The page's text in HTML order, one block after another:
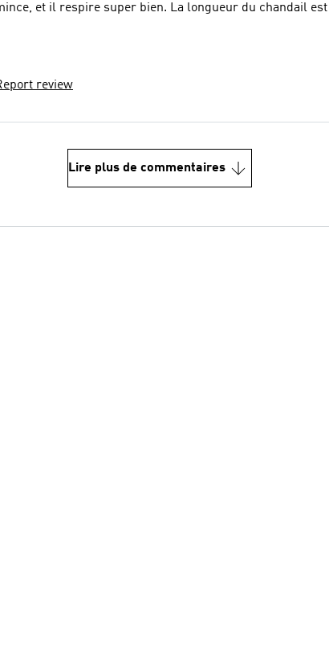
et il respire super bien. La longueur du chandail
review
Lire plus de commentaires